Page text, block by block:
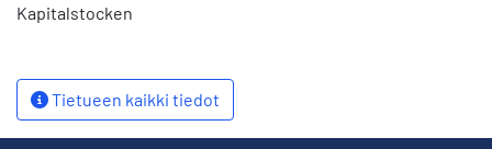
Kapitalstocken
Tietueen kaikki tiedot